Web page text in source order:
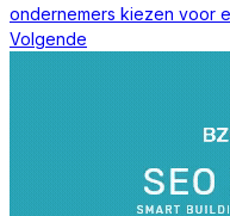
ondernemers kiezen voor
Volgende